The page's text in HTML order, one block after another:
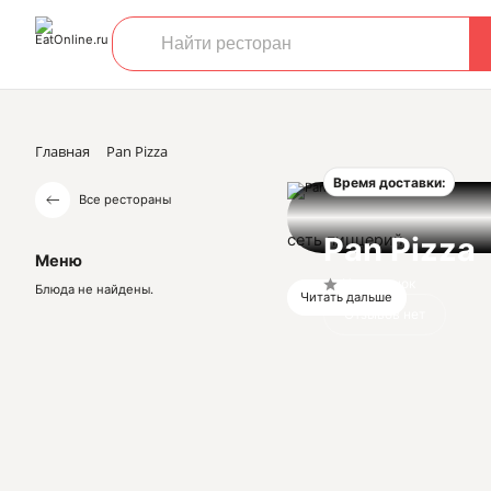
Главная Pan Pizza
Все рестораны
Меню
Блюда не найдены.
Время доставки:
Pan Pizza
сеть пиццерий
Читать дальше